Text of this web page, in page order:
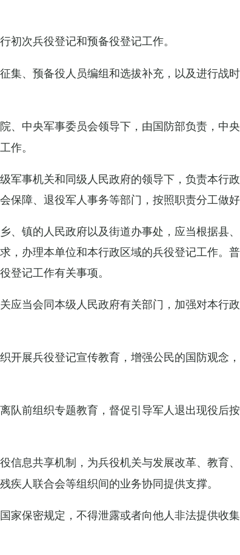
初次兵役登记和预备役登记工作。
集、预备役人员编组和选拔补充，以及进行战
、中央军事委员会领导下，由国防部负责，中
作。
军事机关和同级人民政府的领导下，负责本行
保障、退役军人事务等部门，按照职责分工做好
、镇的人民政府以及街道办事处，应当根据县
，办理本单位和本行政区域的兵役登记工作。
登记工作有关事项。
应当会同本级人民政府有关部门，加强对本行
开展兵役登记宣传教育，增强公民的国防观念
队前组织专题教育，督促引导军人退出现役后
信息共享机制，为兵役机关与发展改革、教育
人联合会等组织间的业务协同提供支撑。
家保密规定，不得泄露或者向他人非法提供收